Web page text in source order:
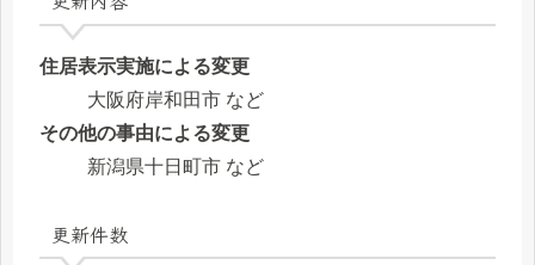
住居表示実施による変更
大阪府岸和田市 など
その他の事由による変更
新潟県十日町市 など
更新件数